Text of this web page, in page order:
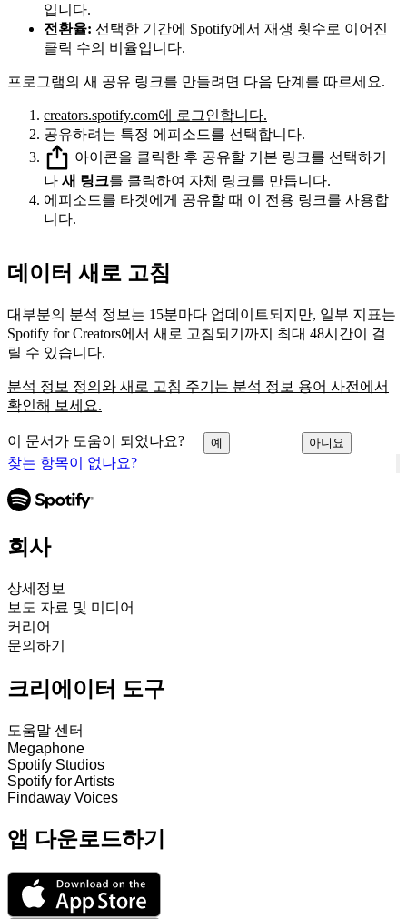
찾는 항목이 없나요?
입니다.
전환율: 선택한 기간에 Spotify에서 재생 횟수로 이어진
클릭 수의 비율입니다.
프로그램의 새 공유 링크를 만들려면 다음 단계를 따르세요.
creators.spotify.com에 로그인합니다.
공유하려는 특정 에피소드를 선택합니다.
아이콘을 클릭한 후 공유할 기본 링크를 선택하거
나 새 링크를 클릭하여 자체 링크를 만듭니다.
에피소드를 타겟에게 공유할 때 이 전용 링크를 사용합
니다.
데이터 새로 고침
대부분의 분석 정보는 15분마다 업데이트되지만, 일부 지표는
Spotify for Creators에서 새로 고침되기까지 최대 48시간이 걸
릴 수 있습니다.
분석 정보 정의와 새로 고침 주기는 분석 정보 용어 사전에서
확인해 보세요.
이 문서가 도움이 되었나요? 예 아니요
회사
상세정보
보도 자료 및 미디어
커리어
문의하기
크리에이터 도구
도움말 센터
Megaphone
Spotify Studios
Spotify for Artists
Findaway Voices
앱 다운로드하기